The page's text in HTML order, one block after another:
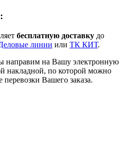
бесплатную доставку до
линии или ТК КИТ.
направим на Вашу электронную
накладной, по которой можно
перевозки Вашего заказа.